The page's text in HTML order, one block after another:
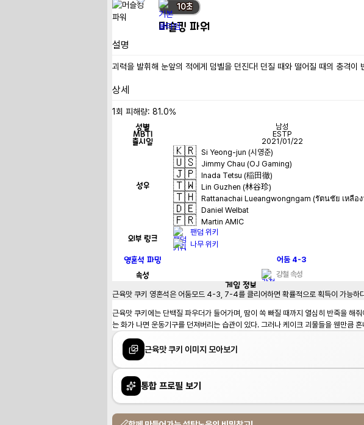
10초
머슬킹 파워
설명
괴력을 발휘해 눈앞의 적에게 덤벨을 던진다! 던질 때와 떨어질 때의 충격이
상세
1회 피해량: 81.0%
성별 남성
MBTI ESTP
출시일 2021/01/22
성우
🇰🇷 Si Yeong-jun (시영준)
🇺🇸 Jimmy Chau (OJ Gaming)
🇯🇵 Inada Tetsu (稲田徹)
🇹🇼 Lin Guzhen (林谷珍)
🇹🇭 Rattanachai Lueangwongngam (รัตนชัย เหลือง
🇩🇪 Daniel Welbat
🇫🇷 Martin AMIC
외부 링크
팬덤 위키
나무 위키
영혼석 파밍 어둠 4-3
속성 강철 속성
게임 정보
근육맛 쿠키 영혼석은 어둠모드 4-3, 7-4를 클리어하면 확률적으로 획득이 가능하
근육맛 쿠키에는 단백질 파우더가 들어가며, 땀이 쏙 빠질 때까지 열심히 반죽을 해
는 화가 나면 운동기구를 던져버리는 습관이 있다. 그러나 케이크 괴물들을 웬만큼
근육맛 쿠키 이미지 모아보기
통합 프로필 보기